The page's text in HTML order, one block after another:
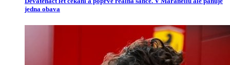
jedna obava